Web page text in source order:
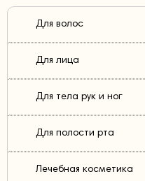
Для волос
Для лица
Для тела рук и ног
Для полости рта
Лечебная косметика